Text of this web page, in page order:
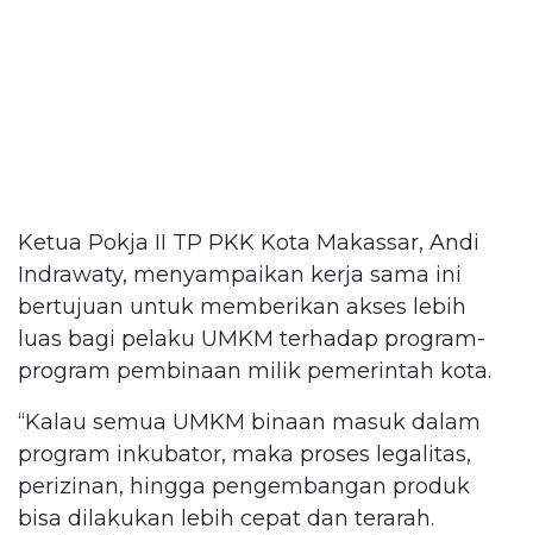
Ketua Pokja II TP PKK Kota Makassar, Andi
Indrawaty, menyampaikan kerja sama ini
bertujuan untuk memberikan akses lebih
luas bagi pelaku UMKM terhadap program-
program pembinaan milik pemerintah kota.
“Kalau semua UMKM binaan masuk dalam
program inkubator, maka proses legalitas,
perizinan, hingga pengembangan produk
bisa dilakukan lebih cepat dan terarah.